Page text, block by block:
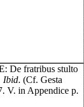
De fratribus stulto
Ibid. (Cf. Gesta
V. in Appendice p.